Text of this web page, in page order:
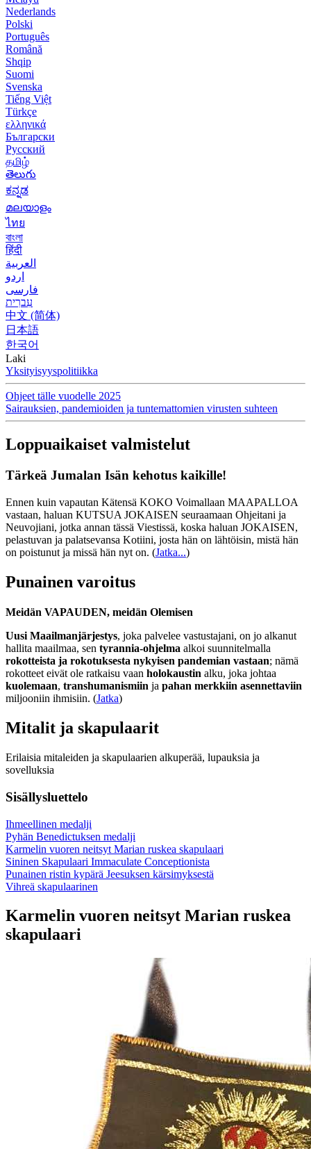
Nederlands
Polski
Português
Română
Shqip
Suomi
Svenska
Tiếng Việt
Türkçe
ελληνικά
Български
Русский
தமிழ்
తెలుగు
ಕನ್ನಡ
മലയാളം
ไทย
বাংলা
हिंदी
العربية
اردو
فارسی
עִברִית
中文 (简体)
日本語
한국어
Laki
Yksityisyyspolitiikka
Ohjeet tälle vuodelle 2025
Sairauksien, pandemioiden ja tuntemattomien virusten suhteen
Loppuaikaiset valmistelut
Tärkeä Jumalan Isän kehotus kaikille!
Ennen kuin vapautan Kätensä KOKO Voimallaan MAAPALLOA
vastaan, haluan KUTSUA JOKAISEN seuraamaan Ohjeitani ja
Neuvojiani, jotka annan tässä Viestissä, koska haluan JOKAISEN,
pelastuvan ja palatsevansa Kotiini, josta hän on lähtöisin, mistä hän
on poistunut ja missä hän nyt on. (Jatka...)
Punainen varoitus
Meidän VAPAUDEN, meidän Olemisen
Uusi Maailmanjärjestys, joka palvelee vastustajani, on jo alkanut
hallita maailmaa, sen tyrannia-ohjelma alkoi suunnitelmalla
rokotteista ja rokotuksesta nykyisen pandemian vastaan; nämä
rokotteet eivät ole ratkaisu vaan holokaustin alku, joka johtaa
kuolemaan, transhumanismiin ja pahan merkkiin asennettaviin
miljooniin ihmisiin. (Jatka)
Mitalit ja skapulaarit
Erilaisia mitaleiden ja skapulaarien alkuperää, lupauksia ja
sovelluksia
Sisällysluettelo
Ihmeellinen medalji
Pyhän Benedictuksen medalji
Karmelin vuoren neitsyt Marian ruskea skapulaari
Sininen Skapulaari Immaculate Conceptionista
Punainen ristin kypärä Jeesuksen kärsimyksestä
Vihreä skapulaarinen
Karmelin vuoren neitsyt Marian ruskea
skapulaari